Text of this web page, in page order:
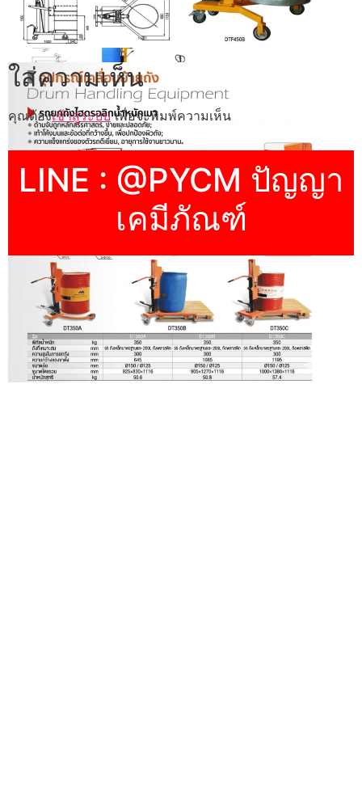
ใส่ความเห็น
คุณต้องเข้าสู่ระบบเพื่อจะพิมพ์ความเห็น
LINE : @PYCM ปัญญา
เคมีภัณฑ์